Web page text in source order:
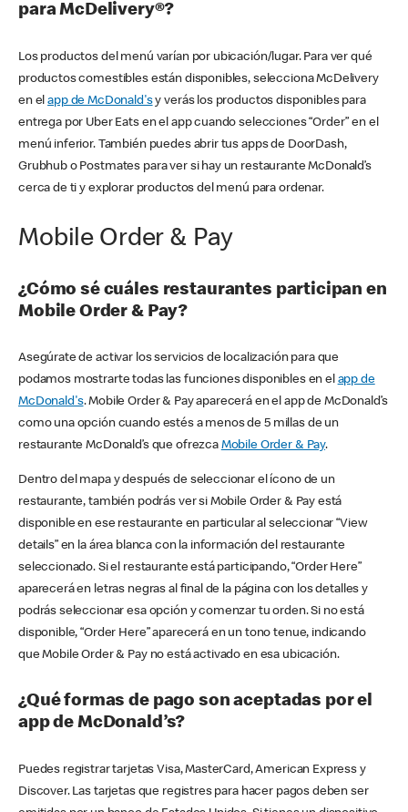
para McDelivery®?
Los productos del menú varían por ubicación/lugar. Para ver qué
productos comestibles están disponibles, selecciona McDelivery
en elapp de McDonald'sy verás los productos disponibles para
entrega por Uber Eats en el app cuando selecciones “Order” en el
menú inferior. También puedes abrir tus apps de DoorDash,
Grubhub o Postmates para ver si hay un restaurante McDonald’s
cerca de ti y explorar productos del menú para ordenar.
Mobile Order & Pay
¿Cómo sé cuáles restaurantes participan en
Mobile Order & Pay?
Asegúrate de activar los servicios de localización para que
podamos mostrarte todas las funciones disponibles en el app de
McDonald's. Mobile Order & Pay aparecerá en el app de McDonald’s
como una opción cuando estés a menos de 5 millas de un
restaurante McDonald’s que ofrezca Mobile Order & Pay.
Dentro del mapa y después de seleccionar el ícono de un
restaurante, también podrás ver si Mobile Order & Pay está
disponible en ese restaurante en particular al seleccionar “View
details” en la área blanca con la información del restaurante
seleccionado. Si el restaurante está participando, “Order Here”
aparecerá en letras negras al final de la página con los detalles y
podrás seleccionar esa opción y comenzar tu orden. Si no está
disponible, “Order Here” aparecerá en un tono tenue, indicando
que Mobile Order & Pay no está activado en esa ubicación.
¿Qué formas de pago son aceptadas por el
app de McDonald’s?
Puedes registrar tarjetas Visa, MasterCard, American Express y
Discover. Las tarjetas que registres para hacer pagos deben ser